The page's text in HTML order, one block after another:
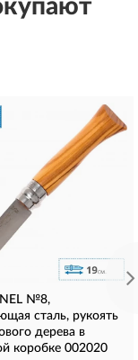
№8,
сталь, рукоять
дерева в
коробке 002020